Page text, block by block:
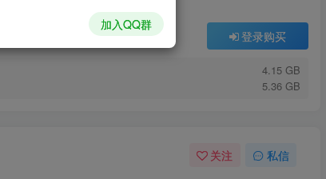
登录购买
4.15 GB
5.36 GB
关注 私信
加入QQ群